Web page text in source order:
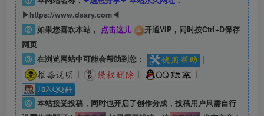
▶https://www.dsary.com◀
② 如果您喜欢本站， 点击这儿
开通VIP，同时按Ctrl+D保存
网页
③ 在浏览网站中可能会帮助到您：
|
|
| |
④ 本站接受投稿，同时也开启了创作分成，投稿用户只需自行